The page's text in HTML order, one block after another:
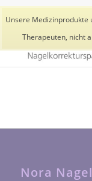
Unsere Medizinprodukte
Therapeuten, nicht
Nora